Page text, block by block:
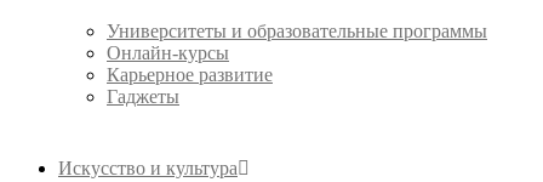
Университеты и образовательные программы
Онлайн-курсы
Карьерное развитие
Гаджеты
Искусство и культура